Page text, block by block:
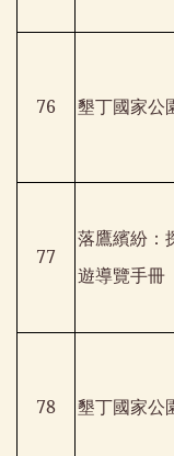
76 墾丁國家公
77
落鷹繽紛：
遊導覽手冊
78 墾丁國家公